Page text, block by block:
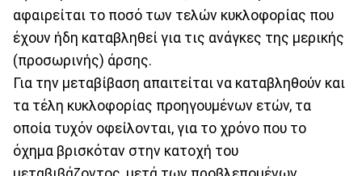
αφαιρείται το ποσό των τελών κυκλοφορίας που
έχουν ήδη καταβληθεί για τις ανάγκες της μερικής
(προσωρινής) άρσης.
Για την μεταβίβαση απαιτείται να καταβληθούν και
τα τέλη κυκλοφορίας προηγουμένων ετών, τα
οποία τυχόν οφείλονται, για το χρόνο που το
όχημα βρισκόταν στην κατοχή του